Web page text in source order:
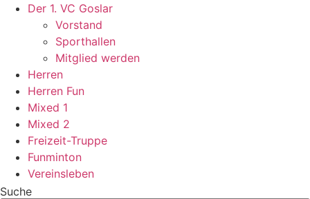
Zum
springen
Der 1. VC Goslar
Vorstand
Sporthallen
Mitglied werden
Herren
Herren Fun
Mixed 1
Mixed 2
Freizeit-Truppe
Funminton
Vereinsleben
Suche